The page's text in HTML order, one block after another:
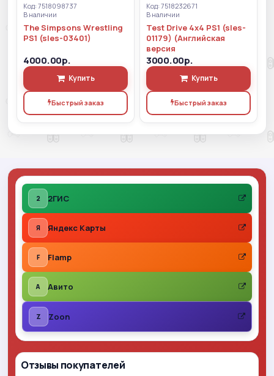
Код: 7518098737
В наличии
The Simpsons Wrestling
PS1 (sles-03401)
4000.00р.
Купить
Быстрый заказ
Код: 7518232671
В наличии
Test Drive 4x4 PS1 (sles-
01179) (Английская
версия
3000.00р.
Купить
Быстрый заказ
Отзывы покупателей
2 2ГИС
Я Яндекс Карты
F Flamp
A Авито
Z Zoon